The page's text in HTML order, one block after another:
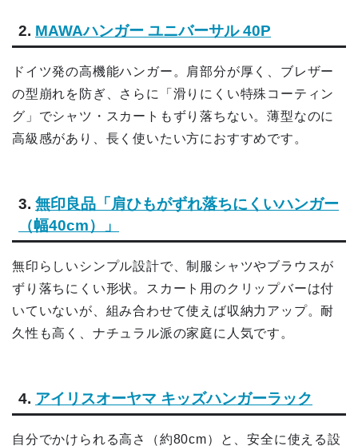
2. MAWAハンガー ユニバーサル 40P
ドイツ発の高機能ハンガー。肩部分が厚く、ブレザー
の型崩れを防ぎ、さらに「滑りにくい特殊コーティン
グ」でシャツ・スカートもずり落ちない。薄型なのに
高級感があり、長く使いたい方におすすめです。
3. 無印良品「肩ひもがずれ落ちにくいハンガー
（幅40cm）」
無印らしいシンプル設計で、制服シャツやブラウスが
ずり落ちにくい形状。スカート用のクリップバーは付
いていないが、組み合わせて使えば収納力アップ。耐
久性も高く、ナチュラル派の家庭に人気です。
4. アイリスオーヤマ キッズハンガーラック
自分でかけられる高さ（約80cm）と、安全に使える設